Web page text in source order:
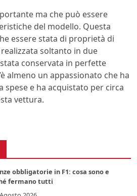
ma che può essere
del modello. Questa
essere stata di proprietà di
soltanto in due
conservata in perfette
almeno un appassionato che ha
spese e ha acquistato per circa
vettura.
obbligatorie in F1: cosa sono e
fermano tutti